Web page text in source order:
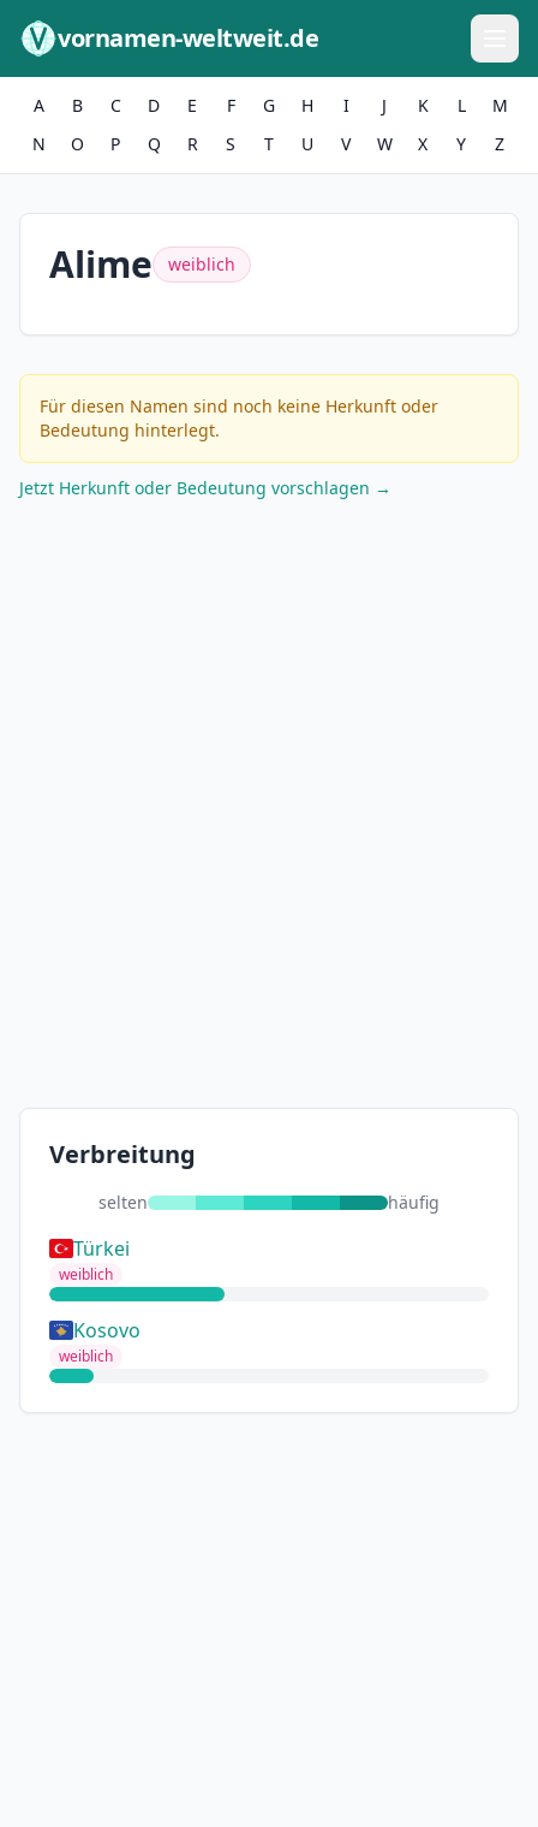
vornamen-weltweit.de
A B C D E F G H I J K L
M
N
O P Q R S T U V W X Y Z
Alime weiblich
Für diesen Namen sind noch keine Herkunft oder
Bedeutung hinterlegt.
Jetzt Herkunft oder Bedeutung vorschlagen →
Verbreitung
selten häufig
Türkei
weiblich
Kosovo
weiblich